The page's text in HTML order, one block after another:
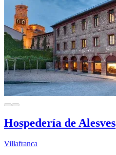
Hospedería de Alesves
Villafranca